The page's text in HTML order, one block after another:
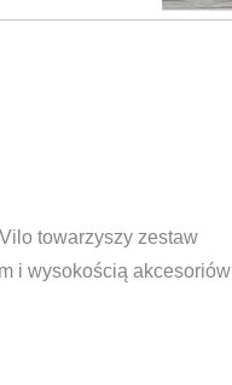
towarzyszy zestaw
i wysokością akcesoriów